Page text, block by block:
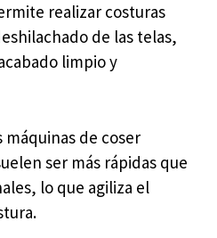
realizar costuras
de las telas,
limpio y
máquinas de coser
ser más rápidas que
lo que agiliza el